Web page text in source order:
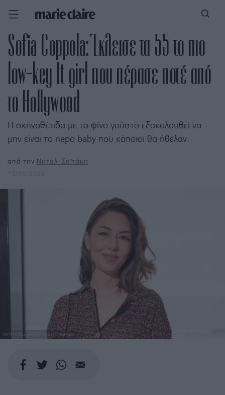
Sofia Coppola: Έκλεισε τα 55 το πιο
low-key It girl που πέρασε ποτέ από
το Hollywood
Η σκηνοθέτιδα με το φίνο γούστο εξακολουθεί να
μην είναι το nepo baby που κάποιοι θα ήθελαν.
από την Ναταλί Σαϊτάκη
SWAN GALLET/WWD VIA GETTY IMAGES